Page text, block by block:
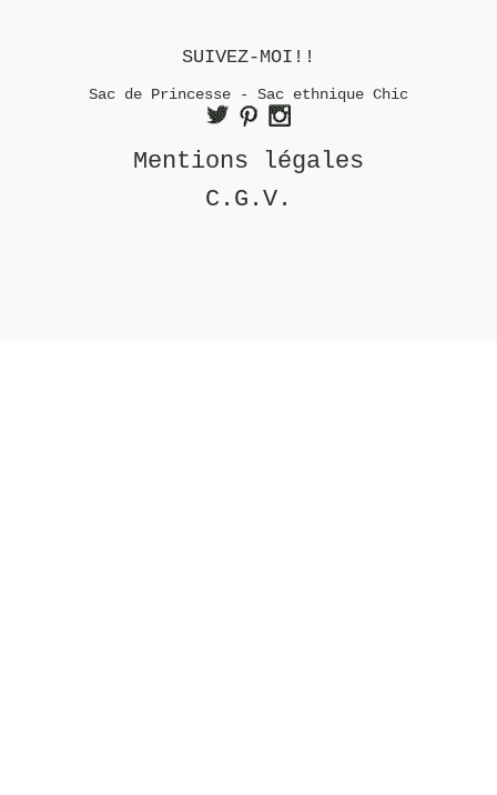
SUIVEZ-MOI!!
Sac de Princesse - Sac ethnique Chic
Mentions légales
C.G.V.